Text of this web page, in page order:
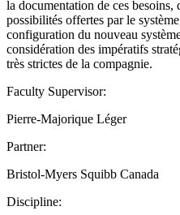
la documentation de ces besoins,
possibilités offertes par le
configuration du nouveau
considération des impératifs
très strictes de la compagnie.
Faculty Supervisor:
Pierre-Majorique Léger
Partner:
Bristol-Myers Squibb Canada
Discipline: